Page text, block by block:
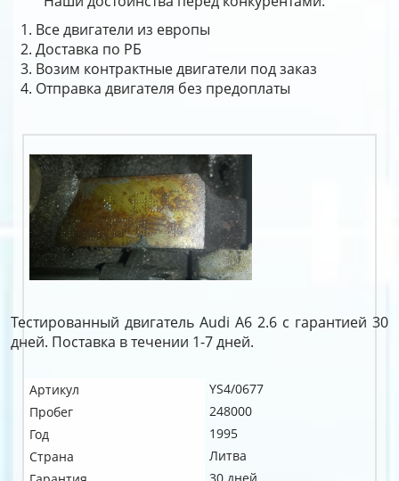
Все двигатели из европы
Доставка по РБ
Возим контрактные двигатели под заказ
Отправка двигателя без предоплаты
Тестированный двигатель Audi A6 2.6 c гарантией 30
дней. Поставка в течении 1-7 дней.
Артикул
YS4/0677
Пробег
248000
Год
1995
Страна
Литва